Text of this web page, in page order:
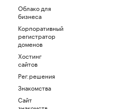
Облако для
бизнеса
Корпоративный
регистратор
доменов
Хостинг
сайтов
Рег.решения
Знакомства
Сайт